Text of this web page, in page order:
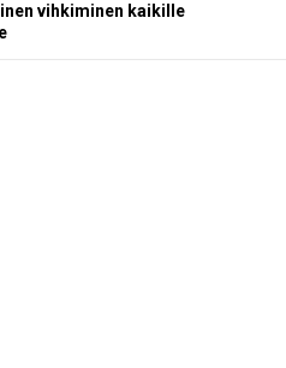
vihkiminen kaikille